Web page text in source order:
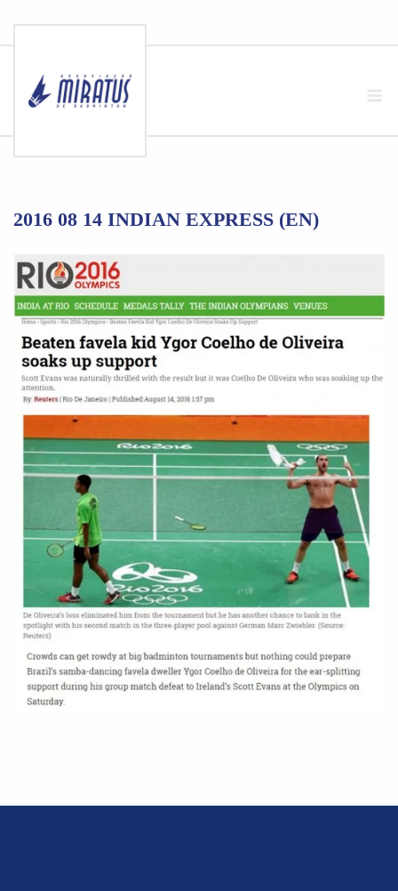
content
2016 08 14 INDIAN EXPRESS (EN)